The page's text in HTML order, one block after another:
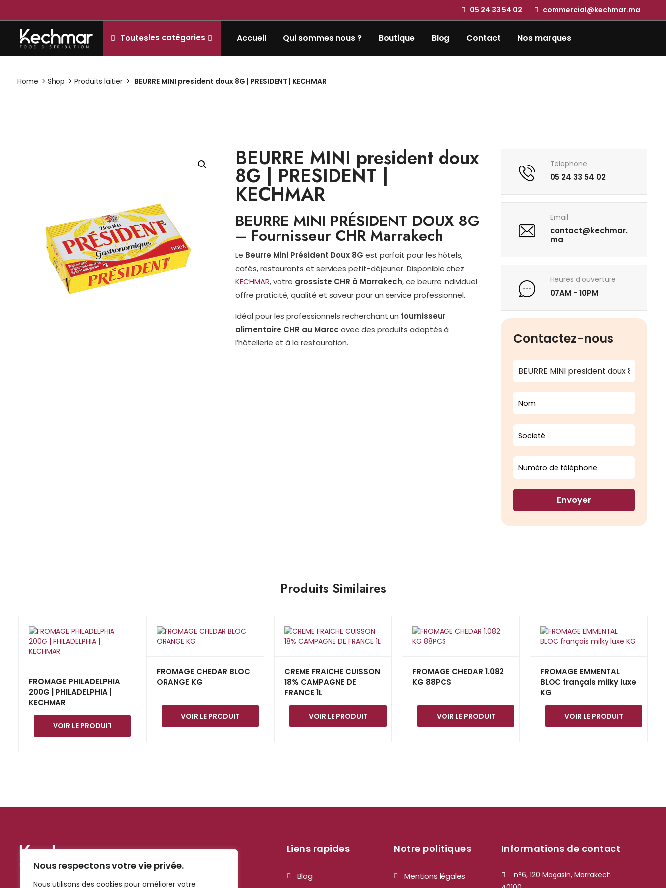
Nous respectons votre vie privée.
Nous utilisons des cookies pour améliorer votre
05 24 33 54 02 commercial@kechmar.ma
Toutesles catégories Accueil Qui sommes nous ? Boutique Blog Contact Nos marques
Home Shop Produits laitier BEURRE MINI president doux 8G | PRESIDENT | KECHMAR
BEURRE MINI president doux
8G | PRESIDENT |
KECHMAR
BEURRE MINI PRÉSIDENT DOUX 8G
– Fournisseur CHR Marrakech
Le Beurre Mini Président Doux 8G est parfait pour les hôtels,
cafés, restaurants et services petit-déjeuner. Disponible chez
KECHMAR, votre grossiste CHR à Marrakech, ce beurre individuel
offre praticité, qualité et saveur pour un service professionnel.
Idéal pour les professionnels recherchant un fournisseur
alimentaire CHR au Maroc avec des produits adaptés à
l’hôtellerie et à la restauration.
Telephone
05 24 33 54 02
Contactez-nous
Envoyer
Email
contact@kechmar.
ma
Heures d'ouverture
07AM - 10PM
Produits Similaires
FROMAGE PHILADELPHIA
200G | PHILADELPHIA |
KECHMAR
VOIR LE PRODUIT
FROMAGE CHEDAR BLOC
ORANGE KG
VOIR LE PRODUIT
CREME FRAICHE CUISSON
18% CAMPAGNE DE
FRANCE 1L
VOIR LE PRODUIT
FROMAGE CHEDAR 1.082
KG 88PCS
VOIR LE PRODUIT
FROMAGE EMMENTAL
BLOC français milky luxe
KG
VOIR LE PRODUIT
Liens rapides
Blog
Notre politiques
Mentions légales
Informations de contact
n°6, 120 Magasin, Marrakech